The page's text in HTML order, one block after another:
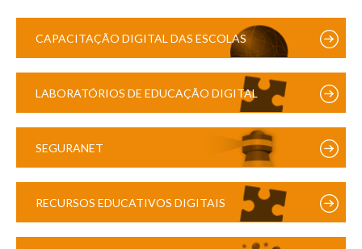
CAPACITAÇÃO DIGITAL DAS ESCOLAS
LABORATÓRIOS DE EDUCAÇÃO DIGITAL
SEGURANET
RECURSOS EDUCATIVOS DIGITAIS